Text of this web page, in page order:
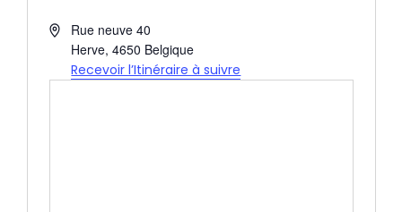
AdresseRue neuve 40
Herve, 4650 Belgique
Recevoir l’Itinéraire à suivre